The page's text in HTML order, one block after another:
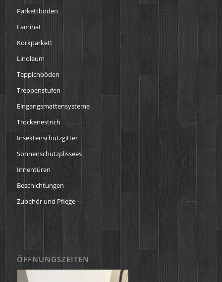
Parkettböden
Laminat
Korkparkett
Linoleum
Teppichböden
Treppenstufen
Eingangsmattensysteme
Trockenestrich
Insektenschutzgitter
Sonnenschutzplissees
Innentüren
Beschichtungen
Zubehör und Pflege
ÖFFNUNGSZEITEN